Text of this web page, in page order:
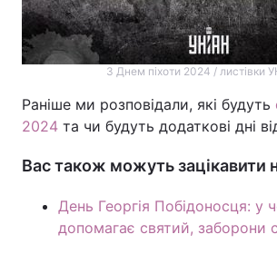
З Днем піхоти 2024 / листівки
Раніше ми розповідали, які будуть
2024 та чи будуть додаткові дні
Вас також можуть зацікавити
День Георгія Побідоносця: у
допомагає святий, заборони